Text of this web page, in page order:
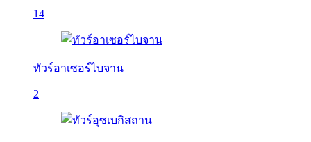
14
ทัวร์อาเซอร์ไบจาน
2